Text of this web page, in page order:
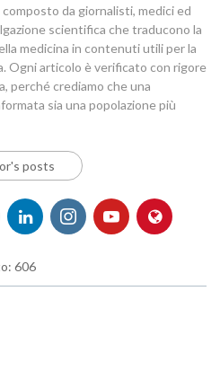
da giornalisti, medici ed
scientifica che traducono la
medicina in contenuti utili per la
Ogni articolo è verificato con rigore
perché crediamo che una
sia una popolazione più
posts
606